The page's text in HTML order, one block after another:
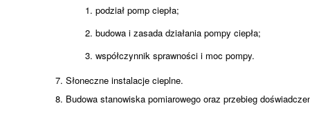
podział pomp ciepła;
budowa i zasada działania pompy ciepła;
współczynnik sprawności i moc pompy.
Słoneczne instalacje cieplne.
Budowa stanowiska pomiarowego oraz przebieg